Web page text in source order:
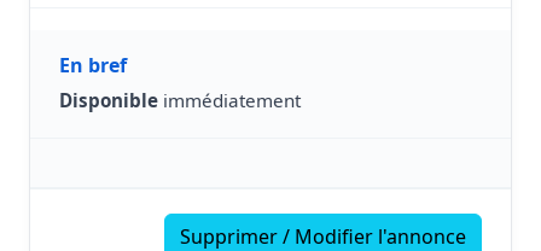
En bref
Disponible immédiatement
Supprimer / Modifier l'annonce